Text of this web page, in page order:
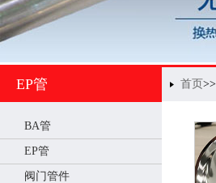
EP管
BA管
EP管
阀门管件
首页 >>